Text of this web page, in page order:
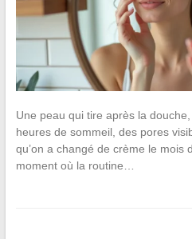
Une peau qui tire après la
heures de sommeil, des pores
qu’on a changé de crème le mois
moment où la routine…